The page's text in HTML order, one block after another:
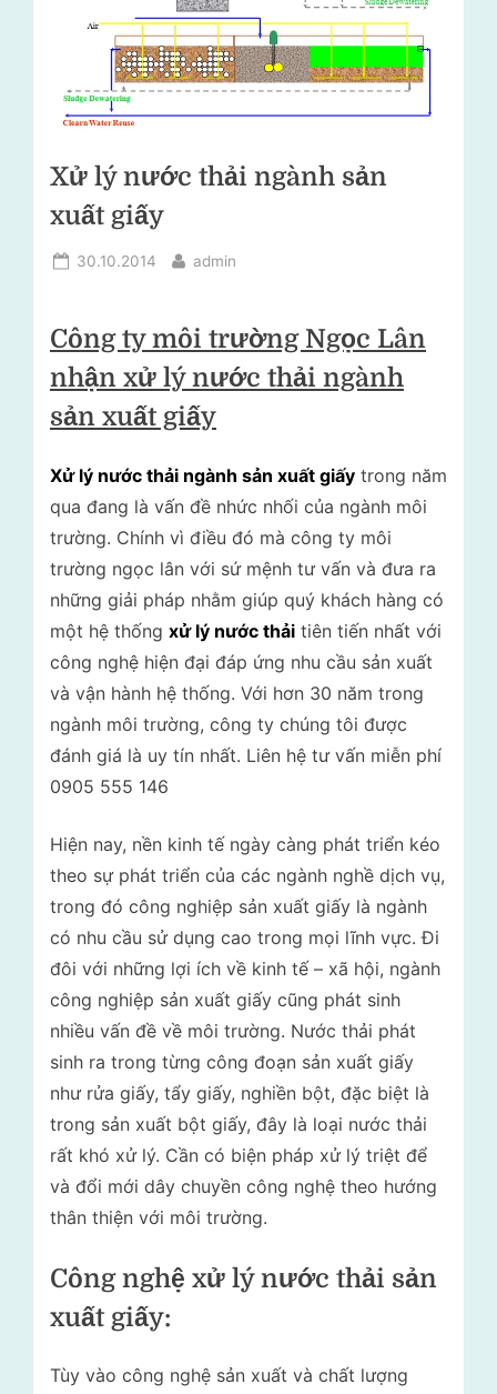
i
t
r
ư
n
ọ
L
n
rác
thải
–
trường
Xử lý nước thải ngành sản
xuất giấy
Posted
30.10.2014 By
admin
Công ty môi trường Ngọc Lân
nhận xử lý nước thải ngành
sản xuất giấy
Xử lý nước thải ngành sản xuất giấy trong năm
qua đang là vấn đề nhức nhối của ngành môi
trường. Chính vì điều đó mà công ty môi
trường ngọc lân với sứ mệnh tư vấn và đưa ra
những giải pháp nhằm giúp quý khách hàng có
một hệ thống xử lý nước thải tiên tiến nhất với
công nghệ hiện đại đáp ứng nhu cầu sản xuất
và vận hành hệ thống. Với hơn 30 năm trong
ngành môi trường, công ty chúng tôi được
đánh giá là uy tín nhất. Liên hệ tư vấn miễn phí
0905 555 146
Hiện nay, nền kinh tế ngày càng phát triển kéo
theo sự phát triển của các ngành nghề dịch vụ,
trong đó công nghiệp sản xuất giấy là ngành
có nhu cầu sử dụng cao trong mọi lĩnh vực. Đi
đôi với những lợi ích về kinh tế – xã hội, ngành
công nghiệp sản xuất giấy cũng phát sinh
nhiều vấn đề về môi trường. Nước thải phát
sinh ra trong từng công đoạn sản xuất giấy
như rửa giấy, tẩy giấy, nghiền bột, đặc biệt là
trong sản xuất bột giấy, đây là loại nước thải
rất khó xử lý. Cần có biện pháp xử lý triệt để
và đổi mới dây chuyền công nghệ theo hướng
thân thiện với môi trường.
Công nghệ xử lý nước thải sản
xuất giấy:
Tùy vào công nghệ sản xuất và chất lượng